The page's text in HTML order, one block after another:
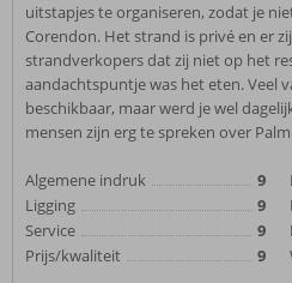
uitstapjes te organiseren, zodat je
Corendon. Het strand is privé en er
strandverkopers dat zij niet op het
aandachtspuntje was het eten. Veel
beschikbaar, maar werd je wel
mensen zijn erg te spreken over
Algemene indruk
9
Ligging
9
Service
9
Prijs/kwaliteit
9